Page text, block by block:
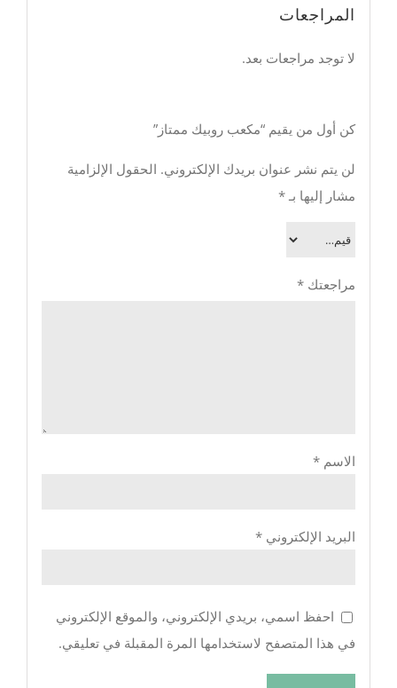
المراجعات
لا توجد مراجعات بعد.
كن أول من يقيم “مكعب روبيك ممتاز”
لن يتم نشر عنوان بريدك الإلكتروني. الحقول الإلزامية
مشار إليها بـ *
مراجعتك *
الاسم *
البريد الإلكتروني *
احفظ اسمي، بريدي الإلكتروني، والموقع الإلكتروني
في هذا المتصفح لاستخدامها المرة المقبلة في تعليقي.